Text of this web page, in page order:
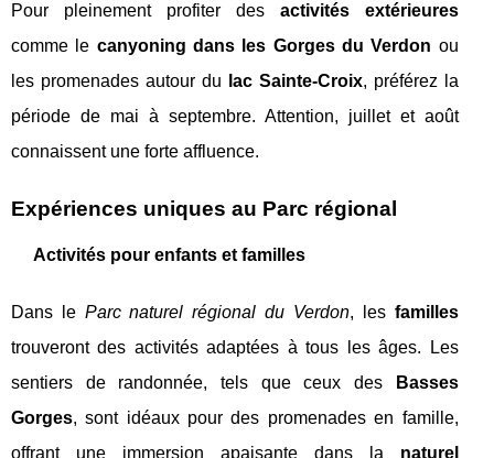
Pour pleinement profiter des activités extérieures
comme le canyoning dans les Gorges du Verdon ou
les promenades autour du
lac Sainte-Croix, préférez la
période de mai à septembre. Attention, juillet et août
connaissent une forte affluence.
Expériences uniques au Parc régional
Activités pour enfants et familles
Dans le Parc naturel régional du Verdon, les familles
trouveront des activités adaptées à tous les âges. Les
sentiers de randonnée, tels que ceux des
Basses
Gorges, sont idéaux pour des promenades en famille,
offrant une immersion apaisante dans la naturel